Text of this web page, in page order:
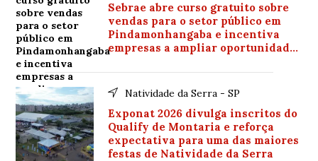
Sebrae abre curso gratuito sobre
vendas para o setor público em
Pindamonhangaba e incentiva
empresas a ampliar oportunidades
Natividade da Serra - SP
Exponat 2026 divulga inscritos do
Qualify de Montaria e reforça
expectativa para uma das maiores
festas de Natividade da Serra